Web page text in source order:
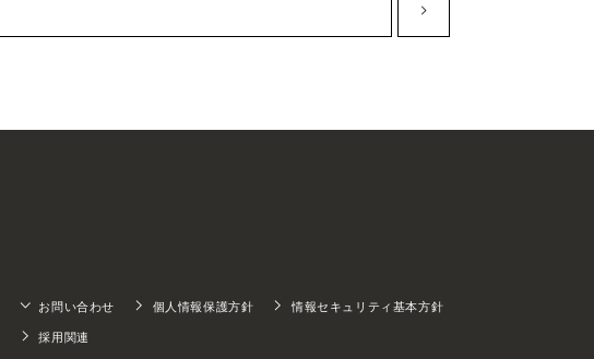
お問い合わせ
採用関連
個人情報保護方針 情報セキュリティ基本方針